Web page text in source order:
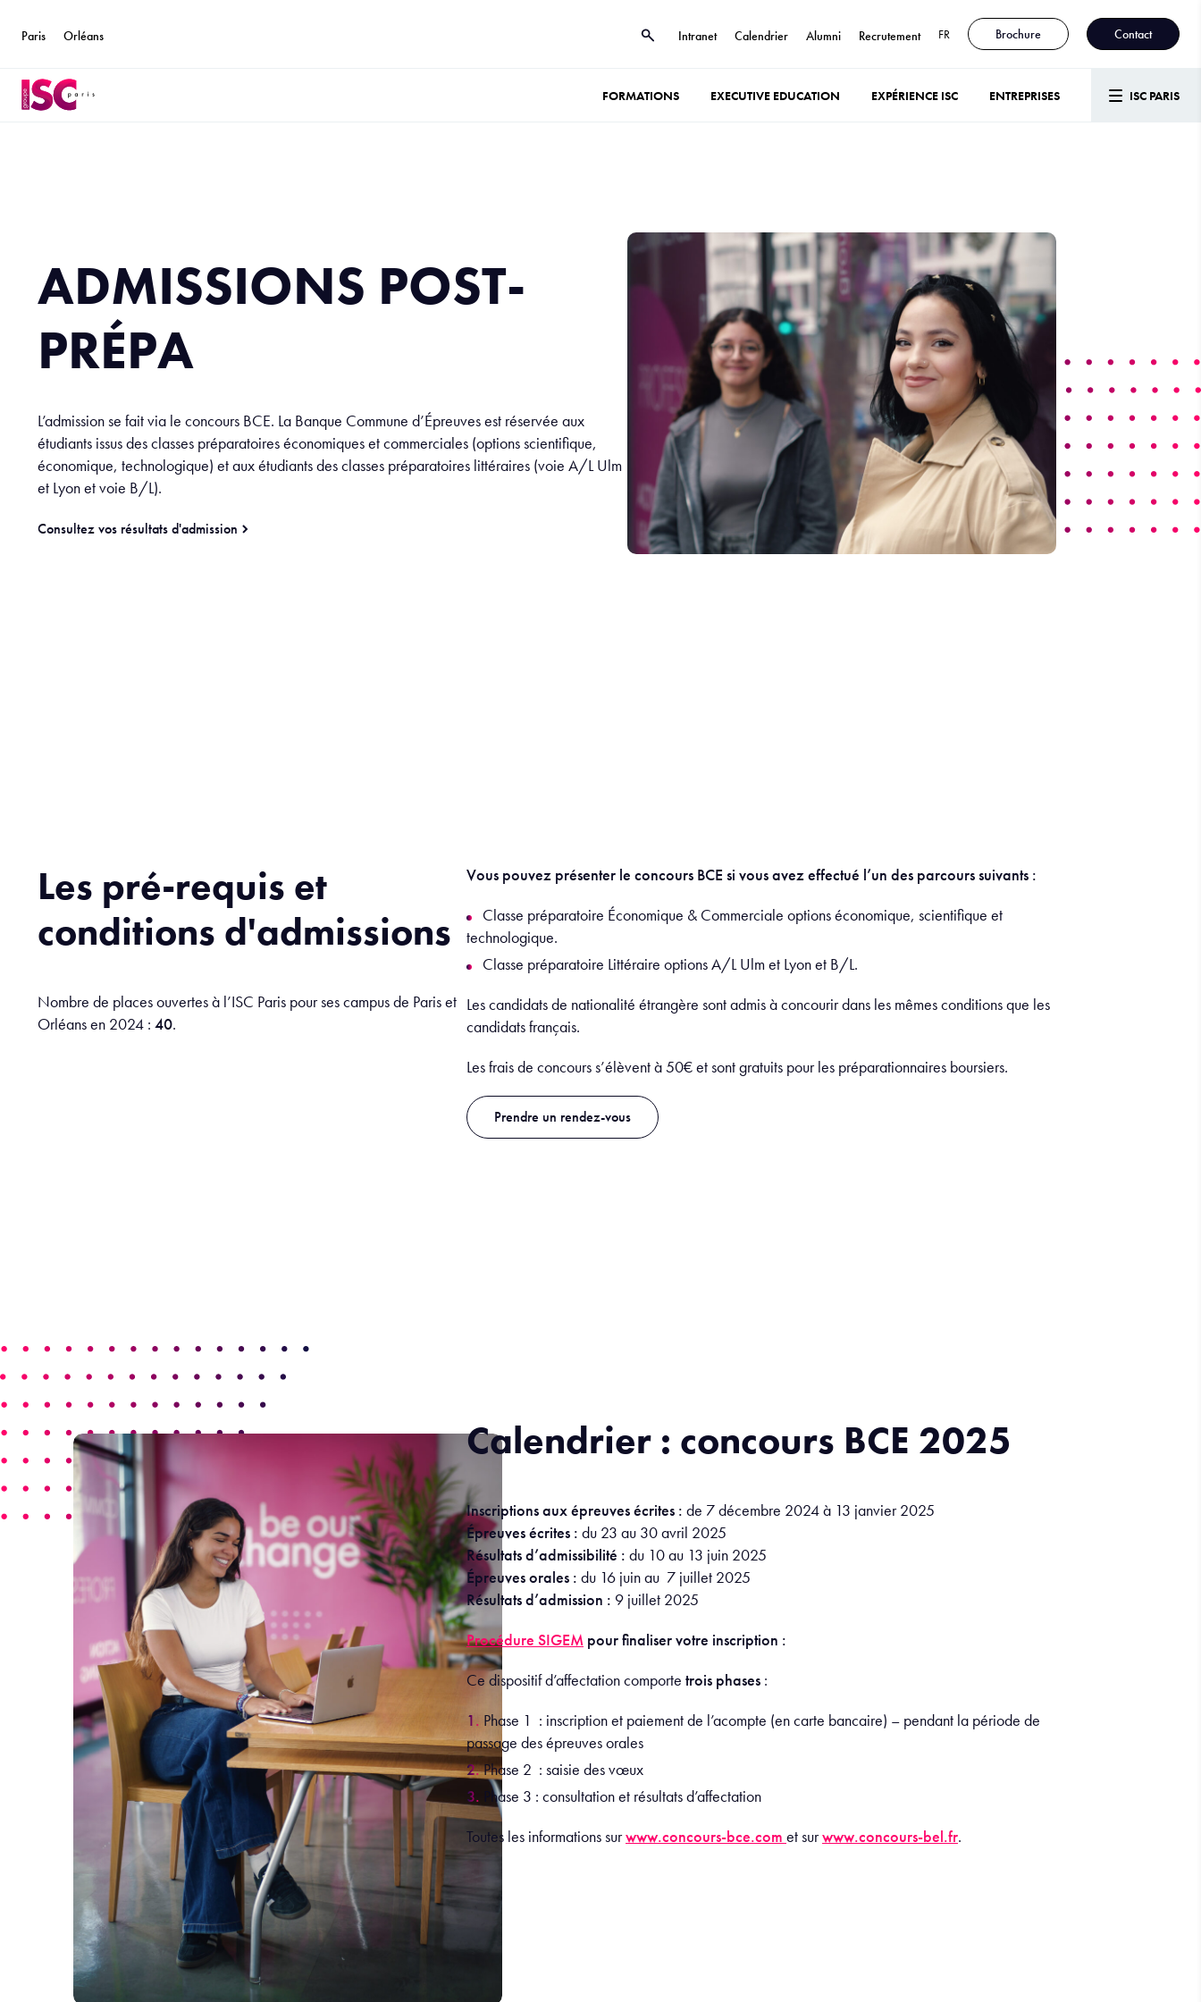
Paris Orléans Intranet Calendrier Alumni Recrutement FR Brochure Contact
FORMATIONS EXECUTIVE EDUCATION EXPÉRIENCE ISC ENTREPRISES ISC PARIS
ADMISSIONS POST-
PRÉPA
L’admission se fait via le concours BCE. La Banque Commune d’Épreuves est réservée aux
étudiants issus des classes préparatoires économiques et commerciales (options scientifique,
économique, technologique) et aux étudiants des classes préparatoires littéraires (voie A/L Ulm
et Lyon et voie B/L).
Consultez vos résultats d'admission
Les pré-requis et
conditions d'admissions
Nombre de places ouvertes à l’ISC Paris pour ses campus de Paris et
Orléans en 2024 : 40.
Vous pouvez présenter le concours BCE si vous avez effectué l’un des parcours suivants :
Classe préparatoire Économique & Commerciale options économique, scientifique et
technologique.
Classe préparatoire Littéraire options A/L Ulm et Lyon et B/L.
Les candidats de nationalité étrangère sont admis à concourir dans les mêmes conditions que les
candidats français.
Les frais de concours s’élèvent à 50€ et sont gratuits pour les préparationnaires boursiers.
Prendre un rendez-vous
Calendrier : concours BCE 2025
Inscriptions aux épreuves écrites : de 7 décembre 2024 à 13 janvier 2025
Épreuves écrites : du 23 au 30 avril 2025
Résultats d’admissibilité : du 10 au 13 juin 2025
Épreuves orales : du 16 juin au 7 juillet 2025
Résultats d’admission : 9 juillet 2025
Procédure SIGEM pour finaliser votre inscription :
Ce dispositif d’affectation comporte trois phases :
Phase 1 : inscription et paiement de l’acompte (en carte bancaire) – pendant la période de
passage des épreuves orales
Phase 2 : saisie des vœux
Phase 3 : consultation et résultats d’affectation
Toutes les informations surwww.concours-bce.com et surwww.concours-bel.fr.